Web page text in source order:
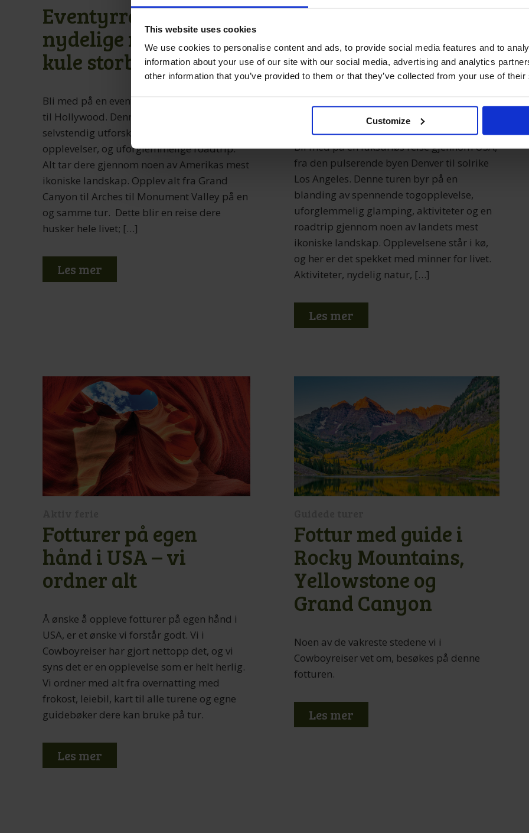
This website uses cookies
We use cookies to personalise content and ads, to provide social media features and to
information about your use of our site with our social media, advertising and analytics
other information that you’ve provided to them or that they’ve collected from your use of
Customize
Eventyrreise i USAs
nydelige natur og
kule storbyer
Bli med på en eventyrreise fra Salt Lake City
til Hollywood. Denne turen kombinerer
selvstendig utforskning, unike guidede
opplevelser, og uforglemmelige roadtrip.
Alt tar dere gjennom noen av Amerikas mest
ikoniske landskap. Opplev alt fra Grand
Canyon til Arches til Monument Valley på en
og samme tur. Dette blir en reise dere
husker hele livet; […]
Les mer
Luksuriøs reise fra
Rocky Mountains til
Los Angeles:
Togeventyr,
glamping og roadtrip
Bli med på en luksuriøs reise gjennom USA,
fra den pulserende byen Denver til solrike
Los Angeles. Denne turen byr på en
blanding av spennende togopplevelse,
uforglemmelig glamping, aktiviteter og en
roadtrip gjennom noen av landets mest
ikoniske landskap. Opplevelsene står i kø,
og her er det spekket med minner for livet.
Aktiviteter, nydelig natur, […]
Les mer
Fotturer på egen
hånd i USA – vi
ordner alt
Å ønske å oppleve fotturer på egen hånd i
USA, er et ønske vi forstår godt. Vi i
Cowboyreiser har gjort nettopp det, og vi
syns det er en opplevelse som er helt herlig.
Vi ordner med alt fra overnatting med
frokost, leiebil, kart til alle turene og egne
guidebøker dere kan bruke på tur.
Les mer
Fottur med guide i
Rocky Mountains,
Yellowstone og
Grand Canyon
Noen av de vakreste stedene vi i
Cowboyreiser vet om, besøkes på denne
fotturen.
Les mer